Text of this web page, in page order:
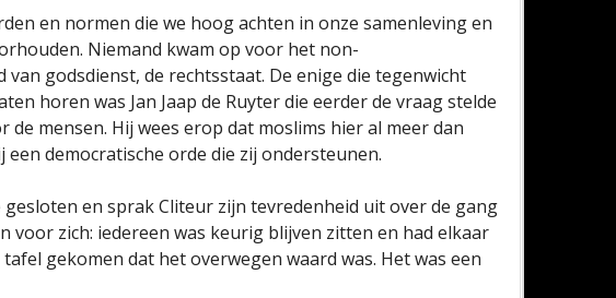
en normen die we hoog achten in onze samenleving en
Niemand kwam op voor het non-
godsdienst, de rechtsstaat. De enige die tegenwicht
horen was Jan Jaap de Ruyter die eerder de vraag stelde
mensen. Hij wees erop dat moslims hier al meer dan
democratische orde die zij ondersteunen.
gesloten en sprak Cliteur zijn tevredenheid uit over de gang
voor zich: iedereen was keurig blijven zitten en had elkaar
gekomen dat het overwegen waard was. Het was een